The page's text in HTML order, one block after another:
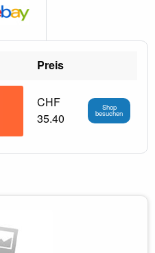
Preis
CHF
35.40
Shop
besuchen